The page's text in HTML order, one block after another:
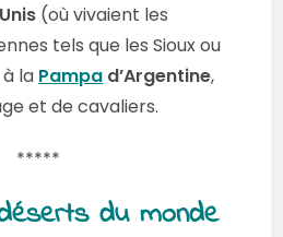
(où vivaient les
tels que les Sioux ou
la Pampa d’Argentine,
et de cavaliers.
*****
du monde